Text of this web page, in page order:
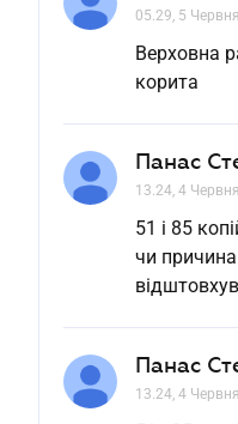
05.29, 5
Верховна
корита
Панас
13.24, 4
51 і 85
чи причина
Панас
13.24, 4